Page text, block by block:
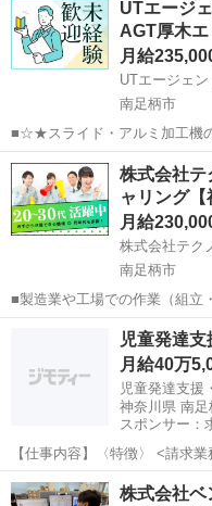
UTエージ
AGT厚木
月給
南足柄市
■☆★スライド・アルミ加工機
用機械の部品を加工していただくお仕事です ス
の加工機オペレーターとして
生産準備などの業務をお任せ...
神奈川 南足柄市 工場
株式会社
ャリング
月給
南足柄市
■製造業や工場での作業（組立
体的には・・・ 製品に不備が
してボタン操作などなど 複雑な作業や力仕事はほとんどなく覚えやす
いものばかり！ 未経験の方...
南足柄市 倉庫管
児童発達
月給40万
児童発達支援
神奈川県 南足
スポンサー：
【仕事内容】〈特徴〉 <請求
> 〈具体的な業務〉 ・個別支
育、支援に関するアドバイザ
正社員
株式会社